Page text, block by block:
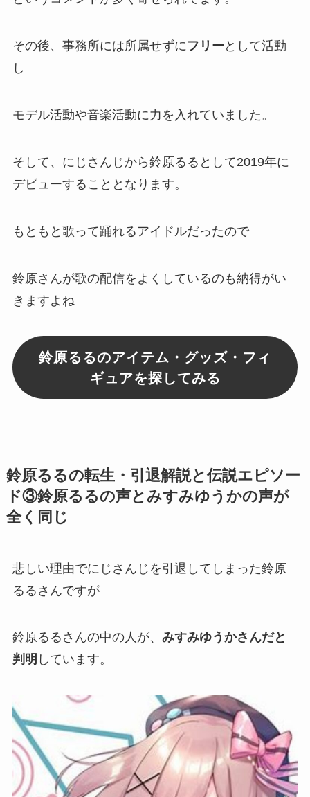
その後、事務所には所属せずにフリー として活動
し
モデル活動や音楽活動に力を入れていました。
そして、 にじさんじから鈴原るるとして2019年に
デビューすることとなります。
もともと歌って踊れるアイドルだったので
鈴原さんが歌の配信をよくしているのも納得がい
きますよね
鈴原るるのアイテム・グッズ・フィ
ギュアを探してみる
鈴原るるの転生・引退解説と伝説エピソー
ド③鈴原るるの声とみすみゆうかの声が
全く同じ
悲しい理由でにじさんじを引退してしまった鈴原
るるさんですが
鈴原るるさんの中の人が、 みすみゆうかさんだと
判明 しています。